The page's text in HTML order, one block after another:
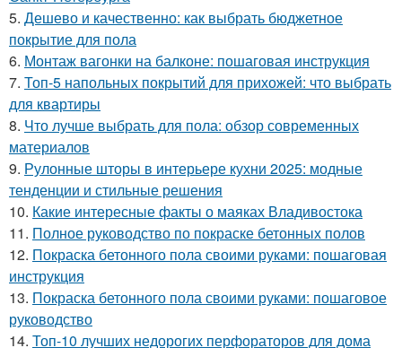
5. Дешево и качественно: как выбрать бюджетное
покрытие для пола
6. Монтаж вагонки на балконе: пошаговая инструкция
7. Топ-5 напольных покрытий для прихожей: что выбрать
для квартиры
8. Что лучше выбрать для пола: обзор современных
материалов
9. Рулонные шторы в интерьере кухни 2025: модные
тенденции и стильные решения
10. Какие интересные факты о маяках Владивостока
11. Полное руководство по покраске бетонных полов
12. Покраска бетонного пола своими руками: пошаговая
инструкция
13. Покраска бетонного пола своими руками: пошаговое
руководство
14. Топ-10 лучших недорогих перфораторов для дома